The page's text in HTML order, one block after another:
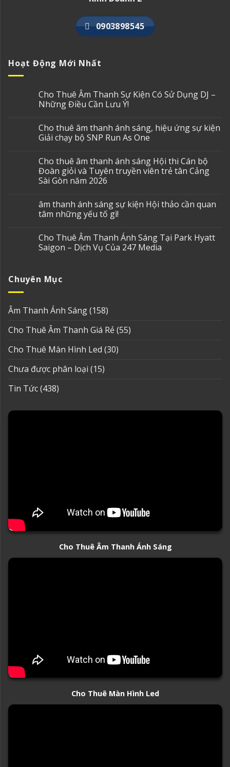
0903898545
Hoạt Động Mới Nhất
Cho Thuê Âm Thanh Sự Kiện Có Sử Dụng DJ –
Những Điều Cần Lưu Ý!
Cho thuê âm thanh ánh sáng, hiệu ứng sự kiện
Giải chạy bộ SNP Run As One
Cho thuê âm thanh ánh sáng Hội thi Cán bộ
Đoàn giỏi và Tuyên truyền viên trẻ tân Cảng
Sài Gòn năm 2026
âm thanh ánh sáng sự kiện Hội thảo cần quan
tâm những yếu tố gì!
Cho Thuê Âm Thanh Ánh Sáng Tại Park Hyatt
Saigon – Dịch Vụ Của 247 Media
Chuyên Mục
Âm Thanh Ánh Sáng(158)
Cho Thuê Âm Thanh Giá Rẻ(55)
Cho Thuê Màn Hình Led (30)
Chưa được phân loại (15)
Tin Tức(438)
Cho Thuê Âm Thanh Ánh Sáng
Cho Thuê Màn Hình Led